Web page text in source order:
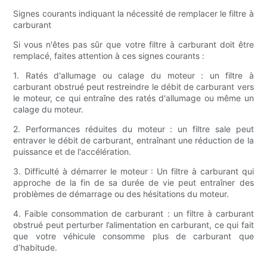
Signes courants indiquant la nécessité de remplacer le filtre à
carburant
Si vous n'êtes pas sûr que votre filtre à carburant doit être
remplacé, faites attention à ces signes courants :
1. Ratés d'allumage ou calage du moteur : un filtre à
carburant obstrué peut restreindre le débit de carburant vers
le moteur, ce qui entraîne des ratés d'allumage ou même un
calage du moteur.
2. Performances réduites du moteur : un filtre sale peut
entraver le débit de carburant, entraînant une réduction de la
puissance et de l'accélération.
3. Difficulté à démarrer le moteur : Un filtre à carburant qui
approche de la fin de sa durée de vie peut entraîner des
problèmes de démarrage ou des hésitations du moteur.
4. Faible consommation de carburant : un filtre à carburant
obstrué peut perturber l’alimentation en carburant, ce qui fait
que votre véhicule consomme plus de carburant que
d’habitude.